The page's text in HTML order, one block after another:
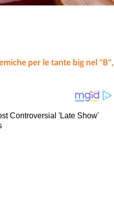
per le tante big nel "B",